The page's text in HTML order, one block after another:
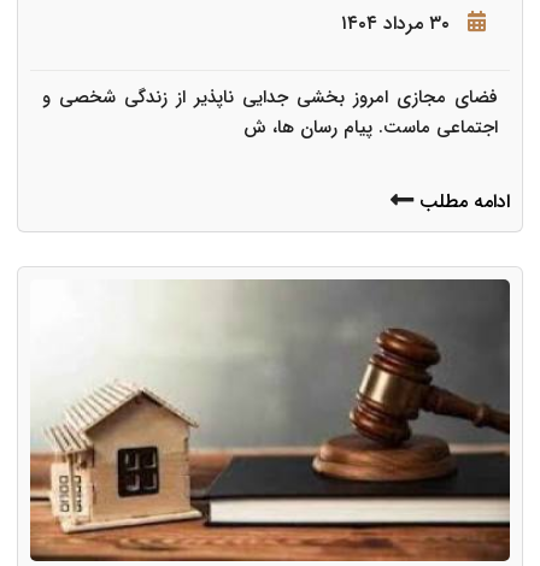
۳۰ مرداد ۱۴۰۴
فضای مجازی امروز بخشی جدایی ناپذیر از زندگی شخصی و
اجتماعی ماست. پیام رسان ها، ش
ادامه مطلب